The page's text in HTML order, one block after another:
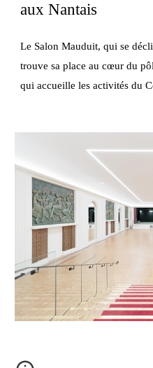
aux Nantais
Le Salon Mauduit, qui se
trouve sa place au cœur du
qui accueille les activités du